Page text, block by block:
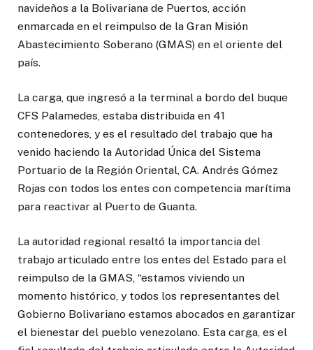
navideños a la Bolivariana de Puertos, acción
enmarcada en el reimpulso de la Gran Misión
Abastecimiento Soberano (GMAS) en el oriente del
país.
La carga, que ingresó a la terminal a bordo del buque
CFS Palamedes, estaba distribuida en 41
contenedores, y es el resultado del trabajo que ha
venido haciendo la Autoridad Única del Sistema
Portuario de la Región Oriental, CA. Andrés Gómez
Rojas con todos los entes con competencia marítima
para reactivar al Puerto de Guanta.
La autoridad regional resaltó la importancia del
trabajo articulado entre los entes del Estado para el
reimpulso de la GMAS, “estamos viviendo un
momento histórico, y todos los representantes del
Gobierno Bolivariano estamos abocados en garantizar
el bienestar del pueblo venezolano. Esta carga, es el